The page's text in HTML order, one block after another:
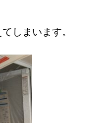
しまいます。